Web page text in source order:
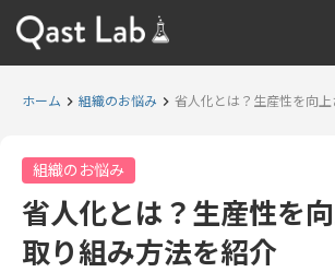
ホーム 組織のお悩み 省人化とは？生産性を向上
組織のお悩み
省人化とは？生産性を
取り組み方法を紹介